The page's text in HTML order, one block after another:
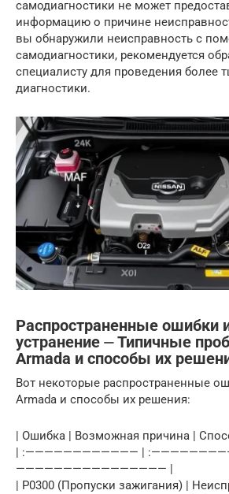
самодиагностики не может
информацию о причине
вы обнаружили неисправность с
самодиагностики, рекомендуется
специалисту для проведения более
диагностики.
Распространенные ошибки
устранение ⏤ Типичные
Armada и способы их
Вот некоторые распространенные
Armada и способы их решения:
| Ошибка | Возможная причина |
| :———————————— |
———————————————— |
| P0300 (Пропуски зажигания) |